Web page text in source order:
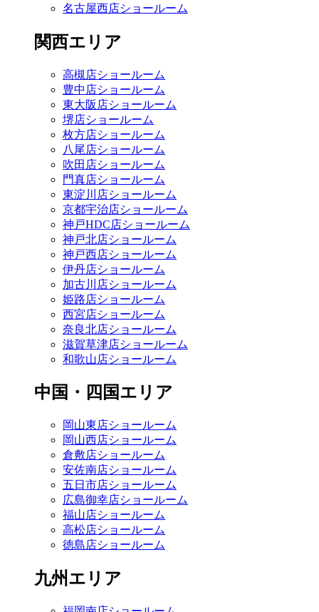
名古屋西店ショールーム
関西エリア
高槻店ショールーム
豊中店ショールーム
東大阪店ショールーム
堺店ショールーム
枚方店ショールーム
八尾店ショールーム
吹田店ショールーム
門真店ショールーム
東淀川店ショールーム
京都宇治店ショールーム
神戸HDC店ショールーム
神戸北店ショールーム
神戸西店ショールーム
伊丹店ショールーム
加古川店ショールーム
姫路店ショールーム
西宮店ショールーム
奈良北店ショールーム
滋賀草津店ショールーム
和歌山店ショールーム
中国・四国エリア
岡山東店ショールーム
岡山西店ショールーム
倉敷店ショールーム
安佐南店ショールーム
五日市店ショールーム
広島御幸店ショールーム
福山店ショールーム
高松店ショールーム
徳島店ショールーム
九州エリア